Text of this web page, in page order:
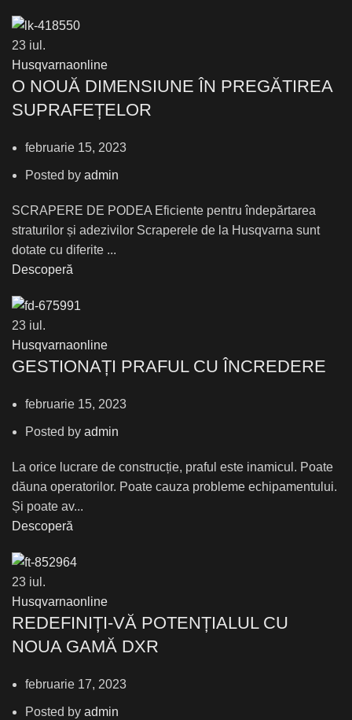
23 iul.
Husqvarnaonline
О NOUĂ DIMENSIUNE ÎN PREGĂTIREA
SUPRAFEȚELOR
februarie 15, 2023
Posted by admin
SCRAPERE DE PODEA Eficiente pentru îndepărtarea
straturilor și adezivilor Scraperele de la Husqvarna sunt
dotate cu diferite ...
Descoperă
23 iul.
Husqvarnaonline
GESTIONAȚI PRAFUL CU ÎNCREDERE
februarie 15, 2023
Posted by admin
La orice lucrare de construcție, praful este inamicul. Poate
dăuna operatorilor. Poate cauza probleme echipamentului.
Și poate av...
Descoperă
23 iul.
Husqvarnaonline
REDEFINIȚI-VĂ POTENȚIALUL CU
NOUA GAMĂ DXR
februarie 17, 2023
Posted by admin